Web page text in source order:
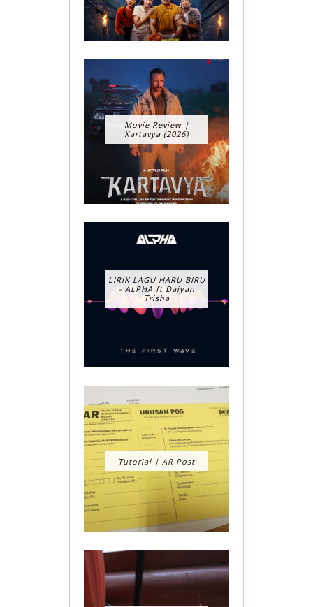
Movie Review |
Kartavya (2026)
LIRIK LAGU HARU BIRU
- ALPHA ft Daiyan
Trisha
Tutorial | AR Post